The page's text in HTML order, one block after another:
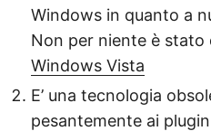
Windows in quanto a
Non per niente è stato
Windows Vista
E’ una tecnologia
pesantemente ai